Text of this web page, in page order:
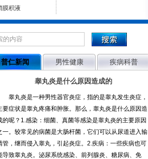
膜积液
普仁新闻 男性健康 疾病科普
睾丸炎是什么原因造成的
睾丸炎是一种男性器官炎症，指的是睾丸发生炎症，
要症状是睾丸疼痛和肿胀。那么，睾丸炎是什么原因造
的呢？1.感染：细菌、真菌等感染是睾丸炎的主要原因
一。较常见的病菌是大肠杆菌，它们可以从尿道进入输
管，继而侵入睾丸，引起炎症。2.疾病：一些疾病也可
导致睾丸炎。泌尿系统感染、前列腺炎、糖尿病、免